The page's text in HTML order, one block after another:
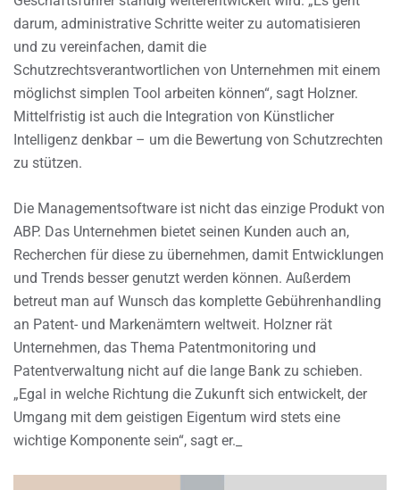
darum, administrative Schritte weiter zu automatisieren
und zu vereinfachen, damit die
Schutzrechtsverantwortlichen von Unternehmen mit einem
möglichst simplen Tool arbeiten können“, sagt Holzner.
Mittelfristig ist auch die Integration von Künstlicher
Intelligenz denkbar – um die Bewertung von Schutzrechten
zu stützen.
Die Managementsoftware ist nicht das einzige Produkt von
ABP. Das Unternehmen bietet seinen Kunden auch an,
Recherchen für diese zu übernehmen, damit Entwicklungen
und Trends besser genutzt werden können. Außerdem
betreut man auf Wunsch das komplette Gebührenhandling
an Patent- und Markenämtern weltweit. Holzner rät
Unternehmen, das Thema Patentmonitoring und
Patentverwaltung nicht auf die lange Bank zu schieben.
„Egal in welche Richtung die Zukunft sich entwickelt, der
Umgang mit dem geistigen Eigentum wird stets eine
wichtige Komponente sein“, sagt er._